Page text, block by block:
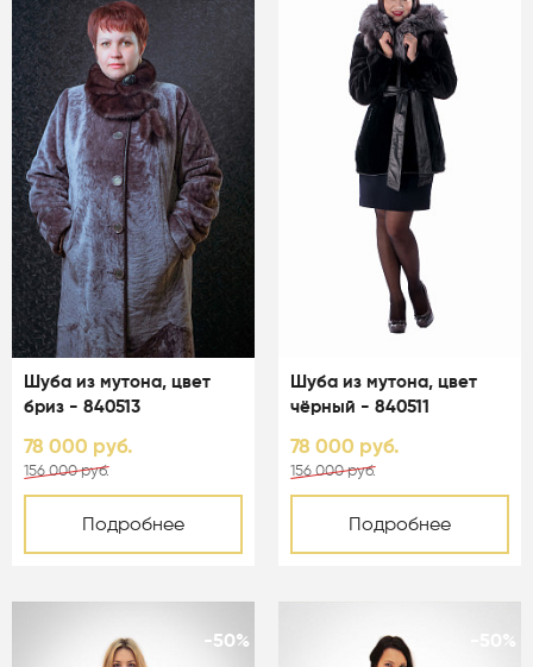
Шуба из мутона, цвет
бриз - 840513
78 000 руб.
156 000 руб.
Подробнее
Шуба из мутона, цвет
чёрный - 840511
78 000 руб.
156 000 руб.
Подробнее
-50% -50%